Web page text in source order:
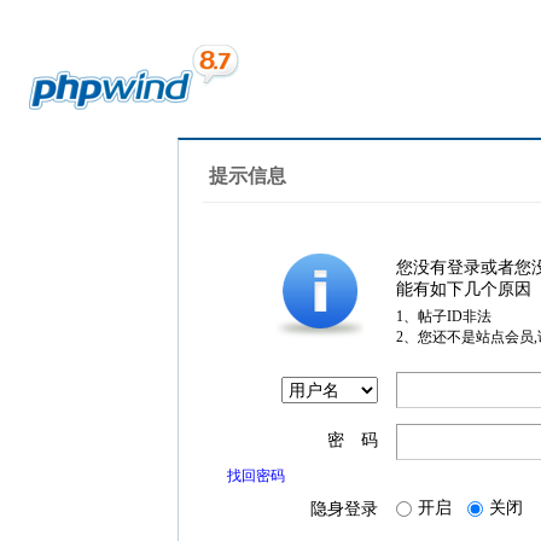
提示信息
您没有登录或者您
能有如下几个原因
1、帖子ID非法
2、您还不是站点会员
密 码
找回密码
隐身登录 开启 关闭